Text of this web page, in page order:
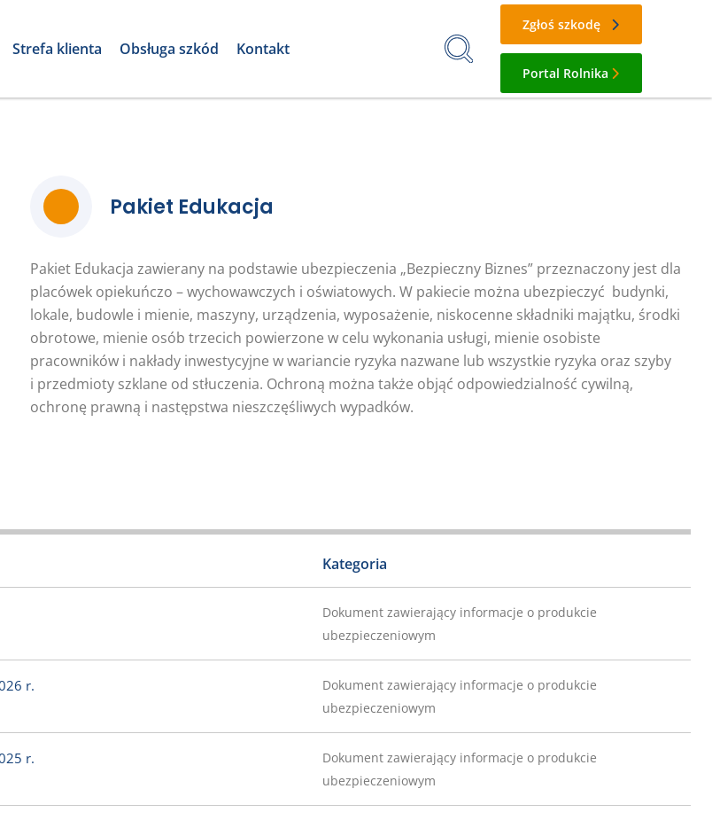
Strefa klienta Obsługa szkód Kontakt
Zgłoś szkodę
Portal Rolnika
Pakiet Edukacja
Pakiet Edukacja zawierany na podstawie ubezpieczenia „Bezpieczny Biznes” przeznaczony jest dla
placówek opiekuńczo – wychowawczych i oświatowych. W pakiecie można ubezpieczyć budynki,
lokale, budowle i mienie, maszyny, urządzenia, wyposażenie, niskocenne składniki majątku, środki
obrotowe, mienie osób trzecich powierzone w celu wykonania usługi, mienie osobiste
pracowników i nakłady inwestycyjne w wariancie ryzyka nazwane lub wszystkie ryzyka oraz szyby
i przedmioty szklane od stłuczenia. Ochroną można także objąć odpowiedzialność cywilną,
ochronę prawną i następstwa nieszczęśliwych wypadków.
Kategoria
Dokument zawierający informacje o produkcie
ubezpieczeniowym
r.
Dokument zawierający informacje o produkcie
ubezpieczeniowym
r.
Dokument zawierający informacje o produkcie
ubezpieczeniowym